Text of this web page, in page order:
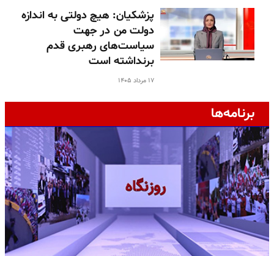
پزشکیان: هیچ دولتی به اندازه
دولت من در جهت
سیاست‌های رهبری قدم
برنداشته است
۱۷ مرداد ۱۴۰۵
برنامه‌ها